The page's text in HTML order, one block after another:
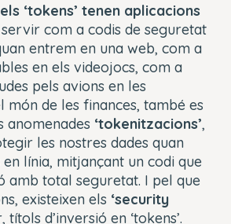
‘tokens’ tenen aplicacions
com a codis de seguretat
entrem en una web, com a
en els videojocs, com a
pels avions en les
món de les finances, també es
anomenades ‘tokenitzacions’,
les nostres dades quan
línia, mitjançant un codi que
amb total seguretat. I pel que
existeixen els ‘security
títols d’inversió en ‘tokens’.